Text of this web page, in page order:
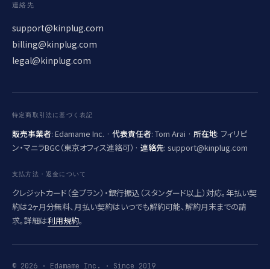
連絡先
support@kinplug.com
billing@kinplug.com
legal@kinplug.com
特定商取引法に基づく表記
販売事業者: Edamame Inc. · 代表責任者: Tom Arai · 所在地: フィリピ
ン・マニラBGC（東京オフィス連絡可）· 連絡先: support@kinplug.com
支払方法・返金について
クレジットカード（全プラン）・銀行振込（スタンダード以上）対応。年払い契
約は2ヶ月分無料、月払い契約はいつでも解約可能、解約月末までの請
求。詳細は利用規約。
© 2026 · Edamame Inc. · Since 2019